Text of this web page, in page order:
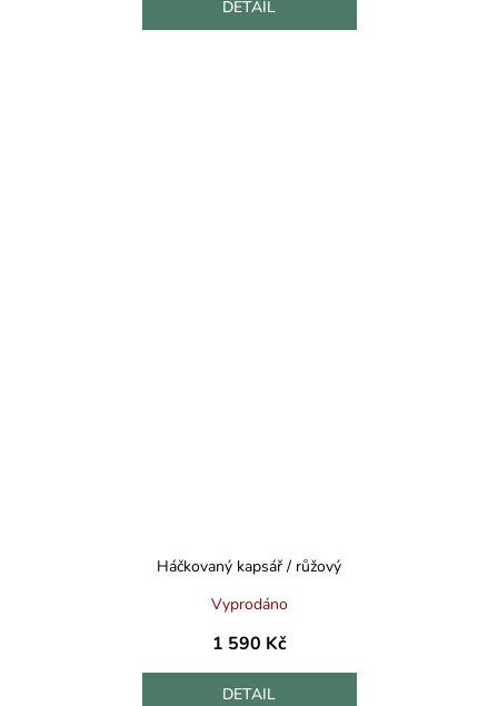
DETAIL
Háčkovaný kapsář / růžový
Vyprodáno
1 590 Kč
DETAIL